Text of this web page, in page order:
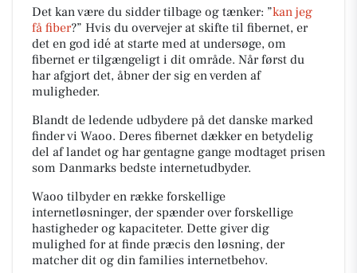
Det kan være du sidder tilbage og tænker: ”kan jeg
få fiber?” Hvis du overvejer at skifte til fibernet, er
det en god idé at starte med at undersøge, om
fibernet er tilgængeligt i dit område. Når først du
har afgjort det, åbner der sig en verden af
muligheder.
Blandt de ledende udbydere på det danske marked
finder vi Waoo. Deres fibernet dækker en betydelig
del af landet og har gentagne gange modtaget prisen
som Danmarks bedste internetudbyder.
Waoo tilbyder en række forskellige
internetløsninger, der spænder over forskellige
hastigheder og kapaciteter. Dette giver dig
mulighed for at finde præcis den løsning, der
matcher dit og din families internetbehov.